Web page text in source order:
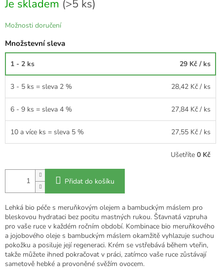
cena:
Je skladem (>5 ks)
Možnosti doručení
Množstevní sleva
1 - 2 ks 29 Kč / ks
3 - 5 ks = sleva 2 % 28,42 Kč / ks
6 - 9 ks = sleva 4 % 27,84 Kč / ks
10 a více ks = sleva 5 % 27,55 Kč / ks
Ušetříte 0 Kč
Přidat do košíku
Lehká bio péče s meruňkovým olejem a bambuckým máslem pro
bleskovou hydrataci bez pocitu mastných rukou. Šťavnatá vzpruha
pro vaše ruce v každém ročním období. Kombinace bio meruňkového
a jojobového oleje s bambuckým máslem okamžitě vyhlazuje suchou
pokožku a posiluje její regeneraci. Krém se vstřebává během vteřin,
takže můžete ihned pokračovat v práci, zatímco vaše ruce zůstávají
sametově hebké a provoněné svěžím ovocem.